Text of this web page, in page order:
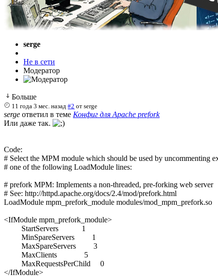
serge
Не в сети
Модератор
Больше
11 года 3 мес. назад #2 отserge
serge ответил в теме Конфиг для Apache prefork
Или даже так.
Code:
# Select the MPM module which should be used by uncommenting
# one of the following LoadModule lines:
# prefork MPM: Implements a non-threaded, pre-forking web server
# See: http://httpd.apache.org/docs/2.4/mod/prefork.html
LoadModule mpm_prefork_module modules/mod_mpm_prefork.so
<IfModule mpm_prefork_module>
         StartServers            1
         MinSpareServers         1
         MaxSpareServers         3
         MaxClients              5
         MaxRequestsPerChild     0
</IfModule>